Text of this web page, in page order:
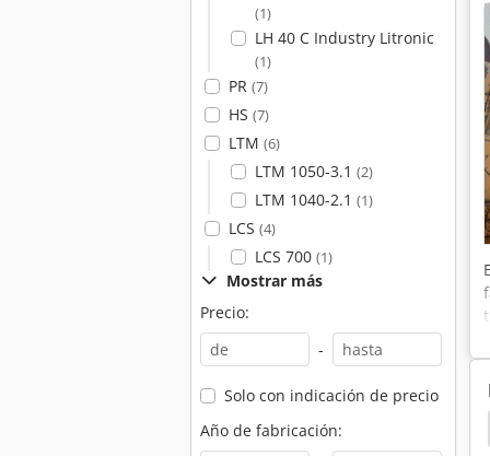
(1)
LH 40 C Industry Litronic
(1)
PR (7)
HS (7)
LTM (6)
LTM 1050-3.1 (2)
LTM 1040-2.1 (1)
LCS (4)
LCS 700 (1)
Mostrar más
Precio:
-
Solo con indicación de precio
Año de fabricación:
Grúa De Torre Liebherr Grúas